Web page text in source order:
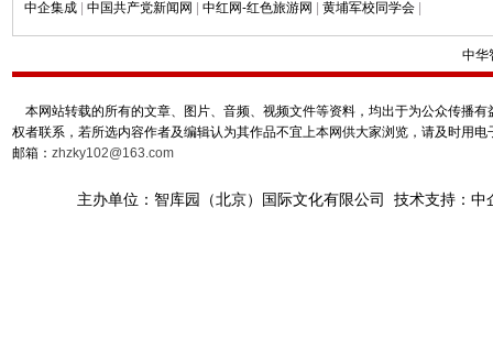
中企集成 中国共产党新闻网 中红网-红色旅游网 黄埔军校同学会
中华
本网站转载的所有的文章、图片、音频、视频文件等资料，均出于为公众传播
权者联系，若所选内容作者及编辑认为其作品不宜上本网供大家浏览，请及时用
邮箱： zhzky102@163.com
主办单位：智库园（北京）国际文化有限公司 技术支持：